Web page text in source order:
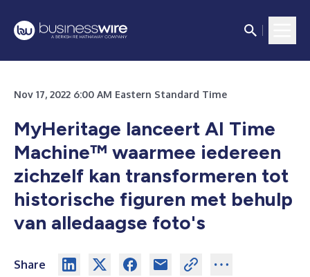
Nov 17, 2022 6:00 AM Eastern Standard Time
MyHeritage lanceert AI Time
Machine™ waarmee iedereen
zichzelf kan transformeren tot
historische figuren met behulp
van alledaagse foto's
Share